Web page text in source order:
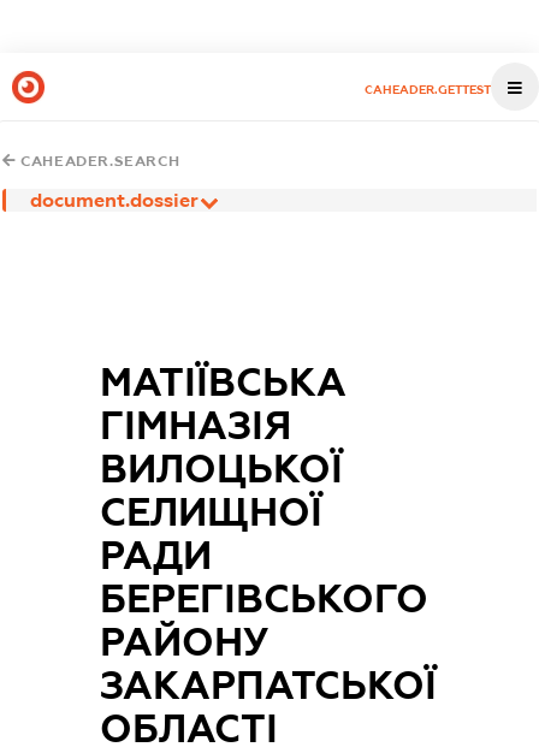
CAHEADER.GETTEST
CAHEADER.SEARCH
document.dossier
МАТІЇВСЬКА
ГІМНАЗІЯ
ВИЛОЦЬКОЇ
СЕЛИЩНОЇ
РАДИ
БЕРЕГІВСЬКОГО
РАЙОНУ
ЗАКАРПАТСЬКОЇ
ОБЛАСТІ